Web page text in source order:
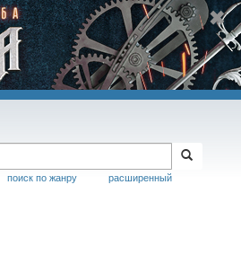
расширенный
поиск по жанру